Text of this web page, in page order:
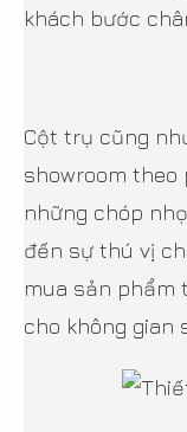
khách bước
Cột trụ cũng
showroom theo
những chóp
đến sự thú vị
mua sản phẩm
cho không gian